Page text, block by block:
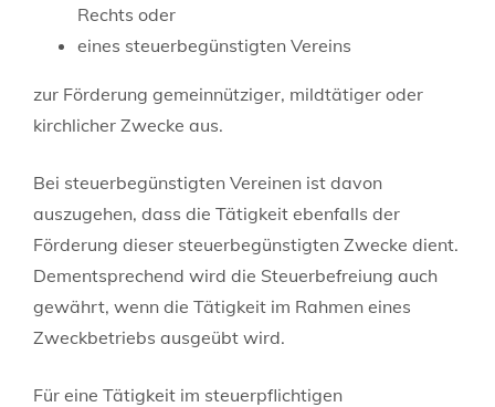
Rechts oder
eines steuerbegünstigten Vereins
zur Förderung gemeinnütziger, mildtätiger oder
kirchlicher Zwecke aus.
Bei steuerbegünstigten Vereinen ist davon
auszugehen, dass die Tätigkeit ebenfalls der
Förderung dieser steuerbegünstigten Zwecke dient.
Dementsprechend wird die Steuerbefreiung auch
gewährt, wenn die Tätigkeit im Rahmen eines
Zweckbetriebs ausgeübt wird.
Für eine Tätigkeit im steuerpflichtigen